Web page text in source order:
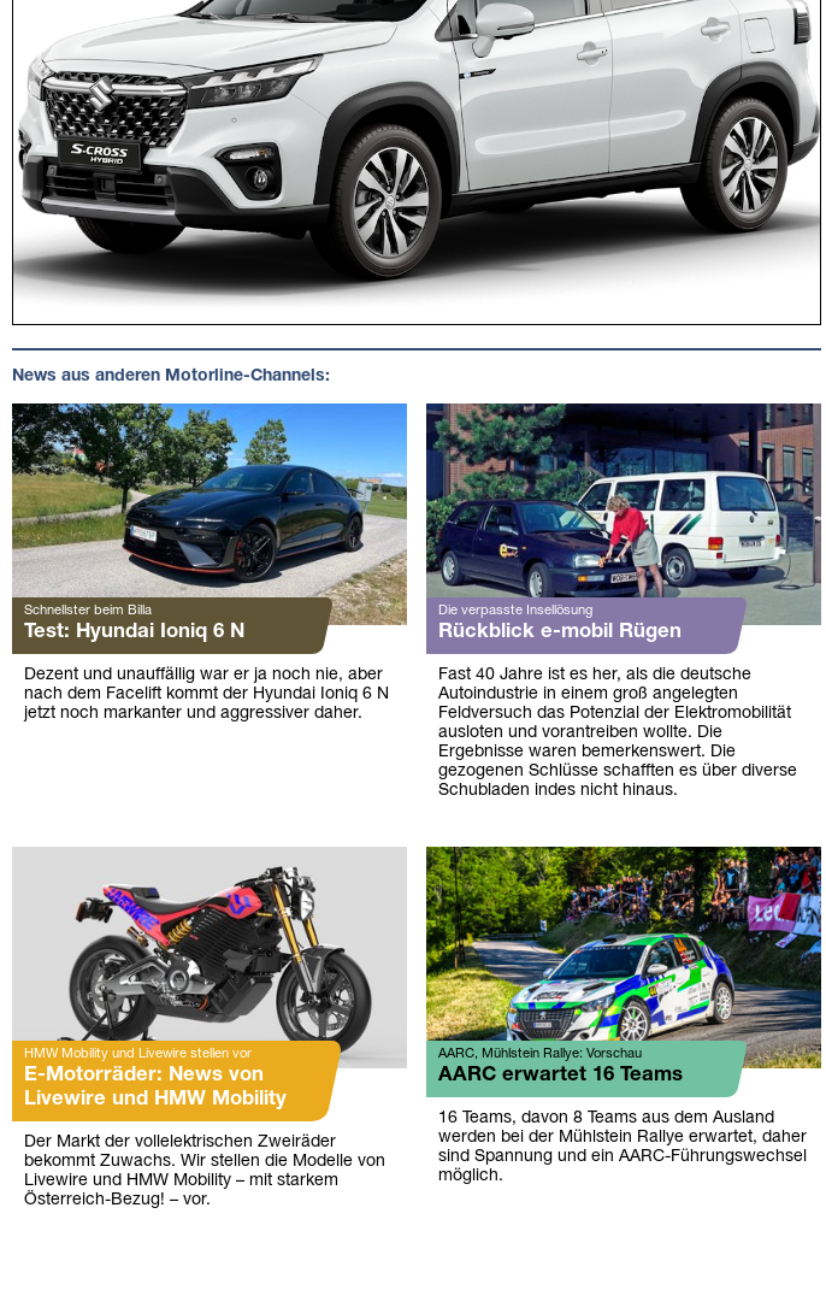
News aus anderen Motorline-Channels:
Schnellster beim Billa
Test: Hyundai Ioniq 6 N
Dezent und unauffällig war er ja noch nie, aber
nach dem Facelift kommt der Hyundai Ioniq 6 N
jetzt noch markanter und aggressiver daher.
Die verpasste Insellösung
Rückblick e-mobil Rügen
Fast 40 Jahre ist es her, als die deutsche
Autoindustrie in einem groß angelegten
Feldversuch das Potenzial der Elektromobilität
ausloten und vorantreiben wollte. Die
Ergebnisse waren bemerkenswert. Die
gezogenen Schlüsse schafften es über diverse
Schubladen indes nicht hinaus.
HMW Mobility und Livewire stellen vor
E-Motorräder: News von
Livewire und HMW Mobility
Der Markt der vollelektrischen Zweiräder
bekommt Zuwachs. Wir stellen die Modelle von
Livewire und HMW Mobility – mit starkem
Österreich-Bezug! – vor.
AARC, Mühlstein Rallye: Vorschau
AARC erwartet 16 Teams
16 Teams, davon 8 Teams aus dem Ausland
werden bei der Mühlstein Rallye erwartet, daher
sind Spannung und ein AARC-Führungswechsel
möglich.